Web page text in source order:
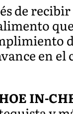
de
en
IN-